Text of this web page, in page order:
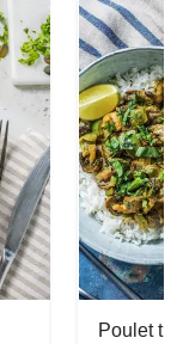
Poulet